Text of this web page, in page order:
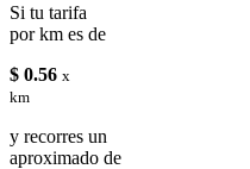
Si tu tarifa
por km es de
$ 0.56 x
km
y recorres un
aproximado de